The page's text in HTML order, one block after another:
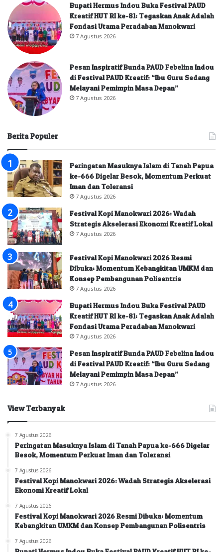
Bupati Hermus Indou Buka Festival PAUD
Kreatif HUT RI ke-81: Tegaskan Anak Adalah
Fondasi Utama Peradaban Manokwari
7 Agustus 2026
Pesan Inspiratif Bunda PAUD Febelina Indou
di Festival PAUD Kreatif: “Ibu Guru Sedang
Melayani Pemimpin Masa Depan”
7 Agustus 2026
Berita Populer
Peringatan Masuknya Islam di Tanah Papua
ke-666 Digelar Besok, Momentum Perkuat
Iman dan Toleransi
7 Agustus 2026
Festival Kopi Manokwari 2026: Wadah
Strategis Akselerasi Ekonomi Kreatif Lokal
7 Agustus 2026
Festival Kopi Manokwari 2026 Resmi
Dibuka: Momentum Kebangkitan UMKM dan
Konsep Pembangunan Polisentris
7 Agustus 2026
Bupati Hermus Indou Buka Festival PAUD
Kreatif HUT RI ke-81: Tegaskan Anak Adalah
Fondasi Utama Peradaban Manokwari
7 Agustus 2026
Pesan Inspiratif Bunda PAUD Febelina Indou
di Festival PAUD Kreatif: “Ibu Guru Sedang
Melayani Pemimpin Masa Depan”
7 Agustus 2026
View Terbanyak
7 Agustus 2026
Peringatan Masuknya Islam di Tanah Papua ke-666 Digelar
Besok, Momentum Perkuat Iman dan Toleransi
7 Agustus 2026
Festival Kopi Manokwari 2026: Wadah Strategis Akselerasi
Ekonomi Kreatif Lokal
7 Agustus 2026
Festival Kopi Manokwari 2026 Resmi Dibuka: Momentum
Kebangkitan UMKM dan Konsep Pembangunan Polisentris
7 Agustus 2026